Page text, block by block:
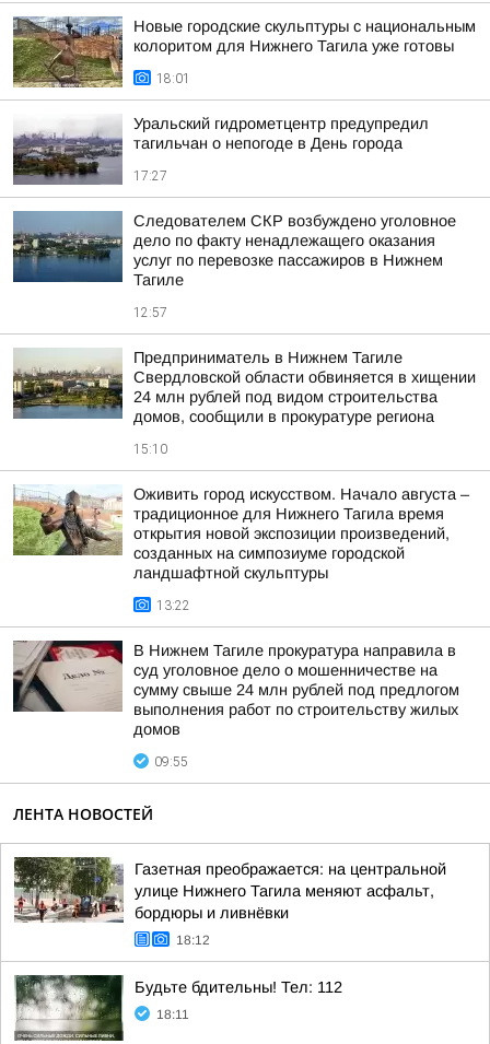
Новые городские скульптуры с национальным
колоритом для Нижнего Тагила уже готовы
18:01
Уральский гидрометцентр предупредил
тагильчан о непогоде в День города
17:27
Следователем СКР возбуждено уголовное
дело по факту ненадлежащего оказания
услуг по перевозке пассажиров в Нижнем
Тагиле
12:57
Предприниматель в Нижнем Тагиле
Свердловской области обвиняется в хищении
24 млн рублей под видом строительства
домов, сообщили в прокуратуре региона
15:10
Оживить город искусством. Начало августа –
традиционное для Нижнего Тагила время
открытия новой экспозиции произведений,
созданных на симпозиуме городской
ландшафтной скульптуры
13:22
В Нижнем Тагиле прокуратура направила в
суд уголовное дело о мошенничестве на
сумму свыше 24 млн рублей под предлогом
выполнения работ по строительству жилых
домов
09:55
ЛЕНТА НОВОСТЕЙ
Газетная преображается: на центральной
улице Нижнего Тагила меняют асфальт,
бордюры и ливнёвки
18:12
Будьте бдительны! Тел: 112
18:11